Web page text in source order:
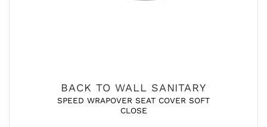
BACK TO WALL SANITARY
SPEED WRAPOVER SEAT COVER SOFT
CLOSE